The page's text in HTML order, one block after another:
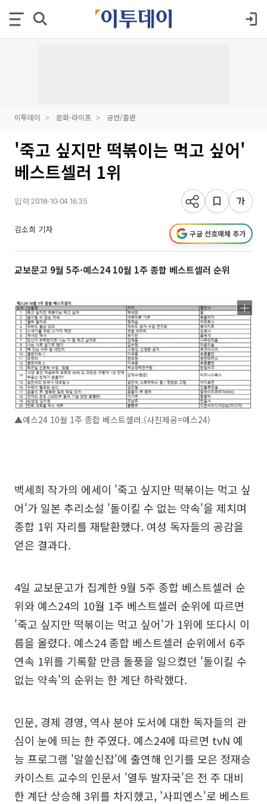
이투데이 문화·라이프 공연/출판
'죽고 싶지만 떡볶이는 먹고 싶어'
베스트셀러 1위
입력 2018-10-04 16:35
김소희 기자 구글 선호매체 추가
교보문고 9월 5주·예스24 10월 1주 종합 베스트셀러 순위
▲예스24 10월 1주 종합 베스트셀러.(사진제공=예스24)
백세희 작가의 에세이 '죽고 싶지만 떡볶이는 먹고 싶
어'가 일본 추리소설 '돌이킬 수 없는 약속'을 제치며
종합 1위 자리를 재탈환했다. 여성 독자들의 공감을
얻은 결과다.
4일 교보문고가 집계한 9월 5주 종합 베스트셀러 순
위와 예스24의 10월 1주 베스트셀러 순위에 따르면
'죽고 싶지만 떡볶이는 먹고 싶어'가 1위에 또다시 이
름을 올렸다. 예스24 종합 베스트셀러 순위에서 6주
연속 1위를 기록할 만큼 돌풍을 일으켰던 '돌이킬 수
없는 약속'의 순위는 한 계단 하락했다.
인문, 경제 경영, 역사 분야 도서에 대한 독자들의 관
심이 눈에 띄는 한 주였다. 예스24에 따르면 tvN 예
능 프로그램 '알쓸신잡'에 출연해 인기를 모은 정재승
카이스트 교수의 인문서 '열두 발자국'은 전 주 대비
한 계단 상승해 3위를 차지했고, '사피엔스'로 베스트